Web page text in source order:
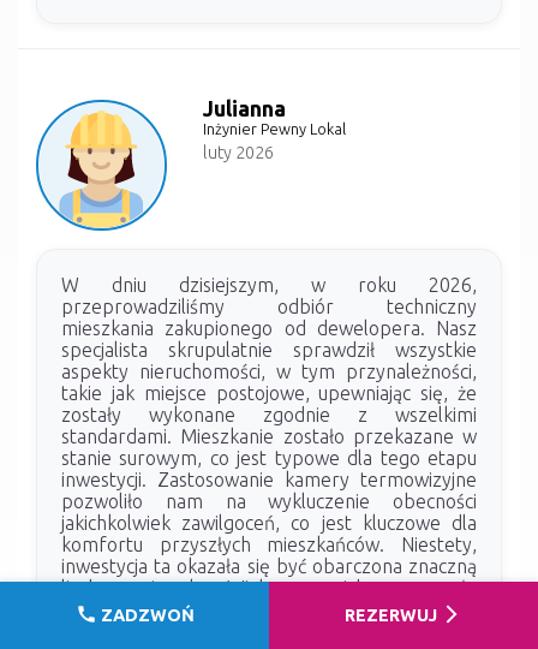
Julianna
Inżynier Pewny Lokal
luty 2026
W dniu dzisiejszym, w roku 2026,
przeprowadziliśmy odbiór techniczny
mieszkania zakupionego od dewelopera. Nasz
specjalista skrupulatnie sprawdził wszystkie
aspekty nieruchomości, w tym przynależności,
takie jak miejsce postojowe, upewniając się, że
zostały wykonane zgodnie z wszelkimi
standardami. Mieszkanie zostało przekazane w
stanie surowym, co jest typowe dla tego etapu
inwestycji. Zastosowanie kamery termowizyjne
pozwoliło nam na wykluczenie obecności
jakichkolwiek zawilgoceń, co jest kluczowe dla
komfortu przyszłych mieszkańców. Niestety,
inwestycja ta okazała się być obarczona znaczną
liczbą usterek. Wiele z nich wymagało
interwencji wykwalifikowanego fachowca, co
świadczy o konieczności dokładniejszego nadzoru
call ZADZWOŃ REZERWUJ arrow_forward_ios